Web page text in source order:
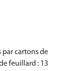
cartons de
feuillard : 13